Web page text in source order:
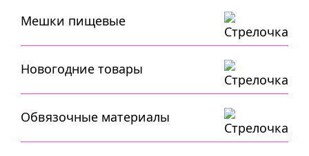
Мешки пищевые
Новогодние товары
Обвязочные материалы